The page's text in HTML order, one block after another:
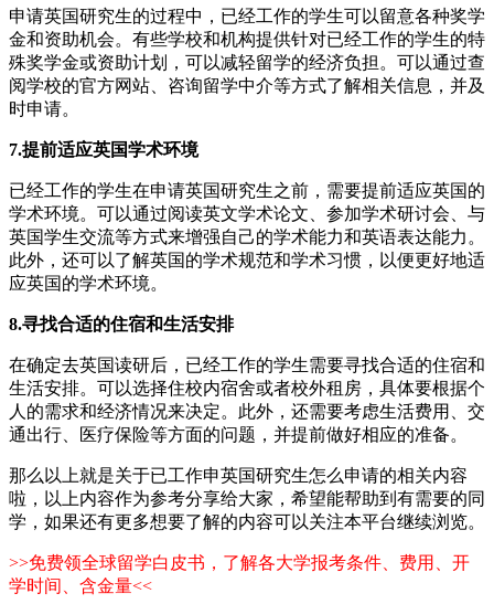
申请英国研究生的过程中，已经工作的学生可以留意各种奖学
金和资助机会。有些学校和机构提供针对已经工作的学生的特
殊奖学金或资助计划，可以减轻留学的经济负担。可以通过查
阅学校的官方网站、咨询留学中介等方式了解相关信息，并及
时申请。
7.提前适应英国学术环境
已经工作的学生在申请英国研究生之前，需要提前适应英国的
学术环境。可以通过阅读英文学术论文、参加学术研讨会、与
英国学生交流等方式来增强自己的学术能力和英语表达能力。
此外，还可以了解英国的学术规范和学术习惯，以便更好地适
应英国的学术环境。
8.寻找合适的住宿和生活安排
在确定去英国读研后，已经工作的学生需要寻找合适的住宿和
生活安排。可以选择住校内宿舍或者校外租房，具体要根据个
人的需求和经济情况来决定。此外，还需要考虑生活费用、交
通出行、医疗保险等方面的问题，并提前做好相应的准备。
那么以上就是关于已工作申英国研究生怎么申请的相关内容
啦，以上内容作为参考分享给大家，希望能帮助到有需要的同
学，如果还有更多想要了解的内容可以关注本平台继续浏览。
>>免费领全球留学白皮书，了解各大学报考条件、费用、开
学时间、含金量<<